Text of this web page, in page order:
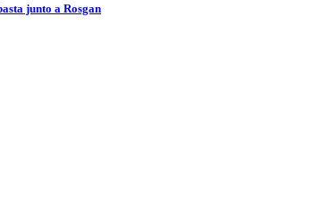
junto a Rosgan